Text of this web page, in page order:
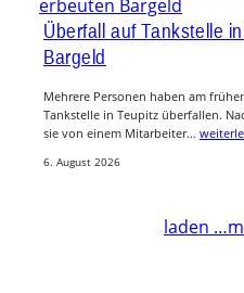
Überfall auf Tankstelle
Bargeld
Mehrere Personen haben am
Tankstelle in Teupitz überfallen.
sie von einem Mitarbeiter…
6. August 2026
laden …